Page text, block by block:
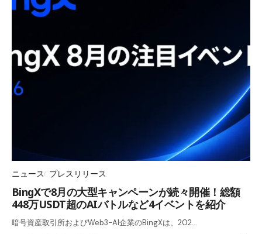
ニュース プレスリリース
BingXで8月の大型キャンペーンが続々開催！総額
448万USDT超のAIバトルなど4イベントを紹介
暗号資産取引所およびWeb3-AI企業のBingXは、202…